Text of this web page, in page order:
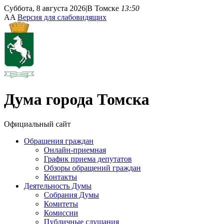
Суббота, 8 августа 2026|В Томске 13:50
AA Версия для слабовидящих
Дума города Томска
Официальный сайт
Обращения граждан
Онлайн-приемная
График приема депутатов
Обзоры обращений граждан
Контакты
Деятельность Думы
Собрания Думы
Комитеты
Комиссии
Публичные слушания